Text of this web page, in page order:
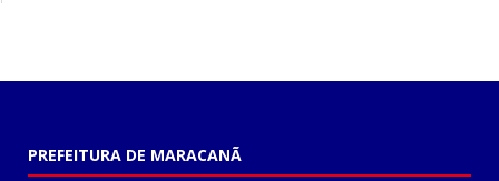
PREFEITURA DE MARACANÃ